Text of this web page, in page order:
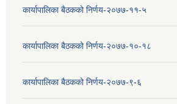
कार्यापालिका बैठकको निर्णय-२०७७-११-५
कार्यापालिका बैठकको निर्णय-२०७७-१०-१८
कार्यापालिका बैठकको निर्णय-२०७७-९-६